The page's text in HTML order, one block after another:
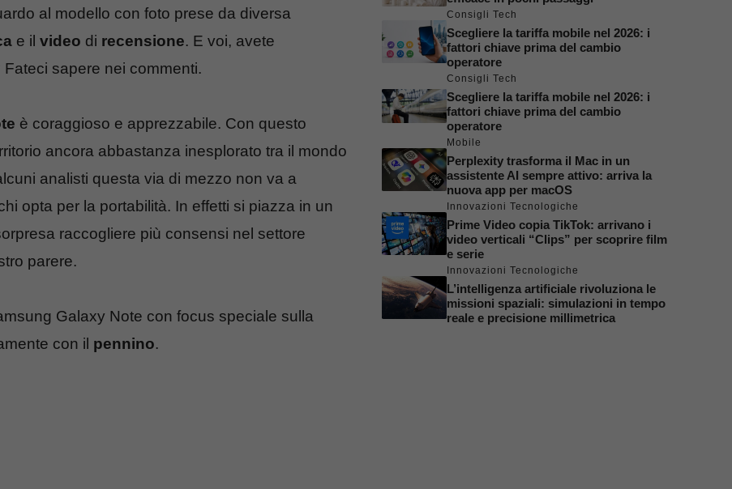
al modello con foto prese da diversa
e il video di recensione. E voi, avete
sapere nei commenti.
è coraggioso e apprezzabile. Con questo
ancora abbastanza inesplorato tra il mondo
analisti questa via di mezzo non va a
opta per la portabilità. In effetti si piazza in un
raccogliere più consensi nel settore
parere.
Galaxy Note con focus speciale sulla
con il pennino.
Consigli Tech
Scegliere la tariffa mobile nel 2026: i
fattori chiave prima del cambio
operatore
Consigli Tech
Scegliere la tariffa mobile nel 2026: i
fattori chiave prima del cambio
operatore
Mobile
Perplexity trasforma il Mac in un
assistente AI sempre attivo: arriva la
nuova app per macOS
Innovazioni Tecnologiche
Prime Video copia TikTok: arrivano i
video verticali “Clips” per scoprire film
e serie
Innovazioni Tecnologiche
L’intelligenza artificiale rivoluziona le
missioni spaziali: simulazioni in tempo
reale e precisione millimetrica